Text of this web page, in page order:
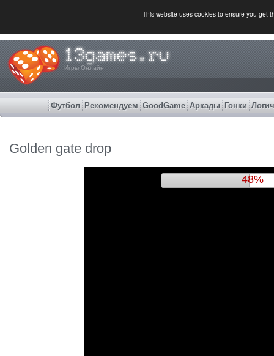
This website uses cookies to ensure you get
Игры Онлайн
Футбол Рекомендуем GoodGame Аркады Гонки
Golden gate drop
52%